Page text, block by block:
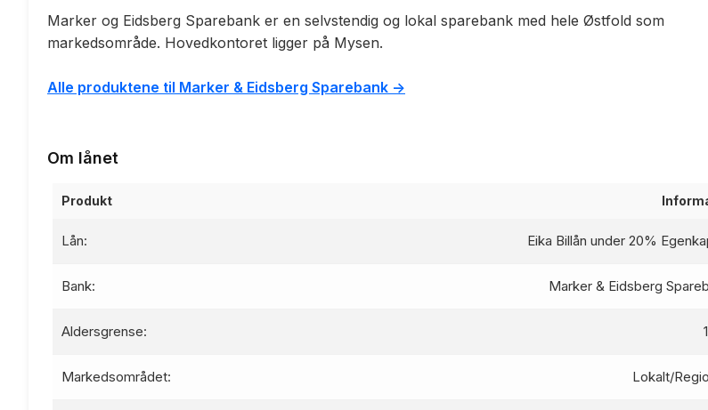
Marker og Eidsberg Sparebank er en selvstendig og lokal sparebank med hele Østfold som
markedsområde. Hovedkontoret ligger på Mysen.
Alle produktene til Marker & Eidsberg Sparebank ->
Om lånet
Produkt
Lån: Eika Billån under 20%
Bank: Marker & Eidsberg
Aldersgrense:
Markedsområdet: Lokalt/